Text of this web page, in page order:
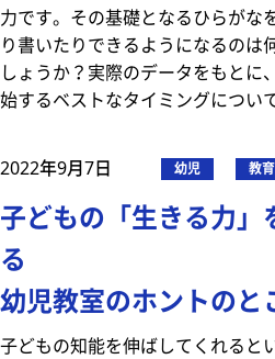
力です。その基礎となるひらがな
り書いたりできるようになるのは
しょうか？実際のデータをもとに
始するベストなタイミングについ
2022年9月7日 幼児 教育
子どもの「生きる力」
る
幼児教室のホントのと
子どもの知能を伸ばしてくれると